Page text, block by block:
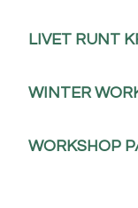
LIVET RUNT
WINTER
WORKSHOP